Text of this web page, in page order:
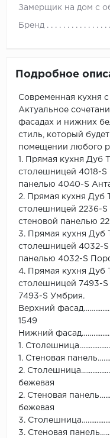
Замерщик на дом с
Бренд
Подробное
Cовременная кухня
Актуальное
фасадах и нижних
стиль, который
помещении любого
1. Прямая кухня Дуб
столешницей 4018-S
панелью 4040-S
2. Прямая кухня Дуб
столешницей 2236-
стеновой панелью
3. Прямая кухня Дуб
столешницей 4032-
панелью 4032-S
4. Прямая кухня Дуб
столешницей 7493-
7493-S Умбрия.
Верхний
1549
Нижний
1.
1. Стеновая
2.
бежевая
2. Стеновая
бежевая
3.
3. Стеновая